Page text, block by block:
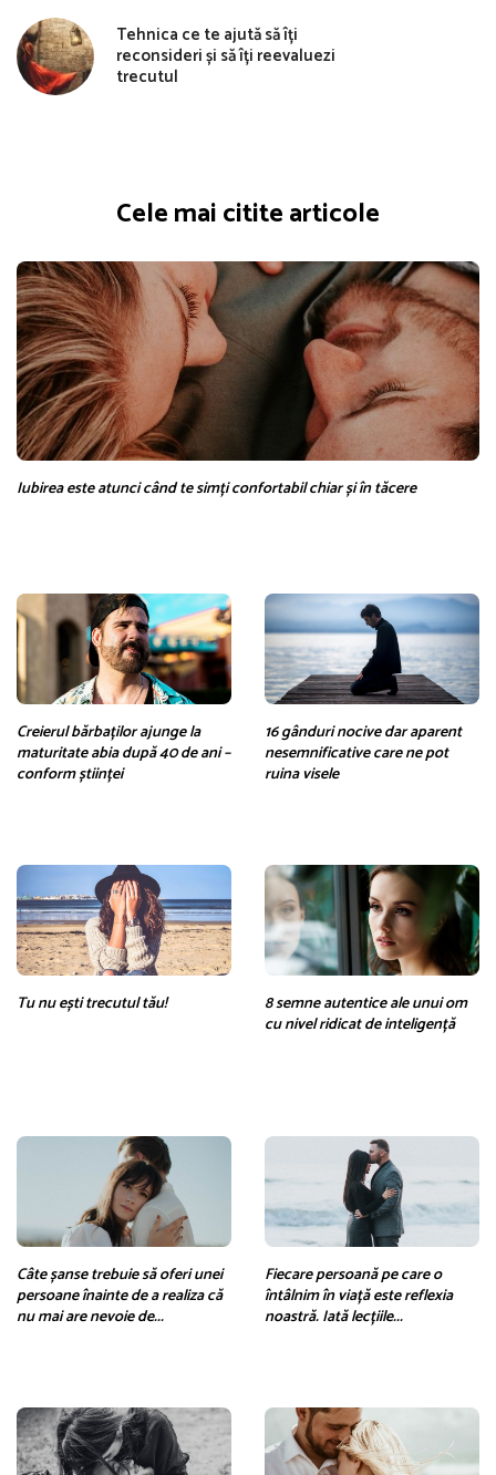
Tehnica ce te ajută să îți
reconsideri și să îți reevaluezi
trecutul
Cele mai citite articole
Iubirea este atunci când te simți confortabil chiar și în tăcere
Creierul bărbaților ajunge la
maturitate abia după 40 de ani –
conform științei
16 gânduri nocive dar aparent
nesemnificative care ne pot
ruina visele
Tu nu ești trecutul tău!
8 semne autentice ale unui om
cu nivel ridicat de inteligență
Câte șanse trebuie să oferi unei
persoane înainte de a realiza că
nu mai are nevoie de...
Fiecare persoană pe care o
întâlnim în viață este reflexia
noastră. Iată lecțiile...